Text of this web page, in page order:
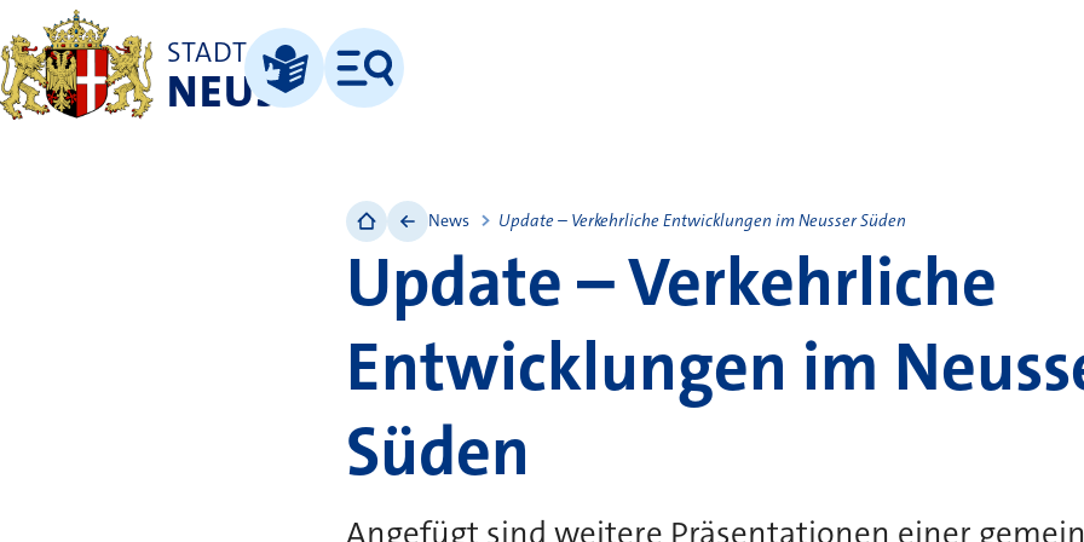
STADT
NEUSSLeichte Sprache
Menü
News Update – Verkehrliche Entwicklungen im Neusser Süden
Update – Verkehrliche
Entwicklungen im
Süden